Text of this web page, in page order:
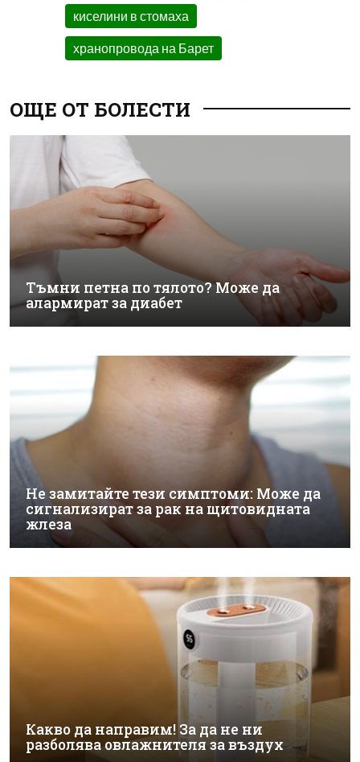
киселини в стомаха
хранопровода на Барет
ОЩЕ ОТ БОЛЕСТИ
Тъмни петна по тялото? Може да
алармират за диабет
Не замитайте тези симптоми: Може да
сигнализират за рак на щитовидната
жлеза
Какво да направим! За да не ни
разболява овлажнителя за въздух